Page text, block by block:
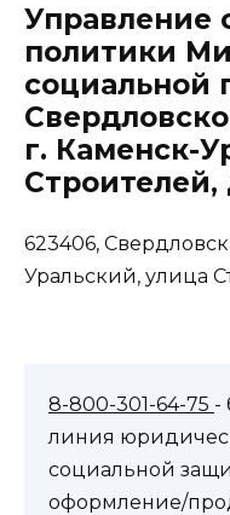
Управление
политики
социальной
г. Каменск-
Строителей,
623406,
Уральский, улица
8-800-301-64-75 -
линия
социальной
оформление/